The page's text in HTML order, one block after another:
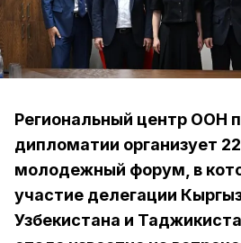
Региональный центр ООН
дипломатии организует
молодежный форум, в
участие делегации
Узбекистана и